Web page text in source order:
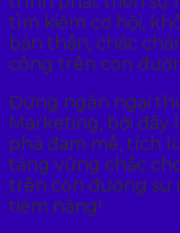
tìm kiếm cơ hội,
bản thân, chắc
công trên con
Đừng ngần ngại
Marketing, bởi đây
phá đam mê, tích
tảng vững chắc
trên con đường sự
tiềm năng!